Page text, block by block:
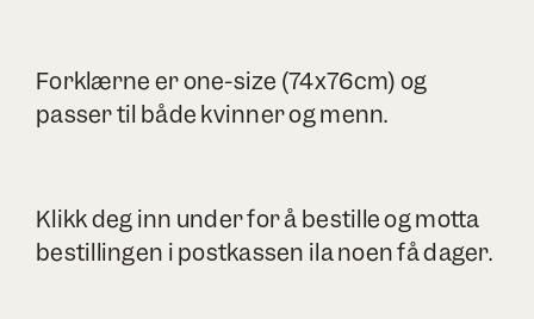
Forklærne er one-size (74x76cm) og
passer til både kvinner og menn.
Klikk deg inn under for å bestille og motta
bestillingen i postkassen ila noen få dager.